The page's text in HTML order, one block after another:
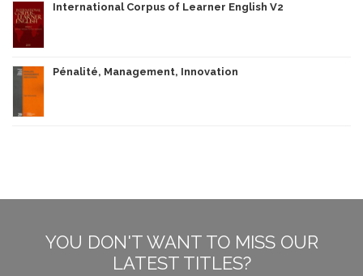
International Corpus of Learner English V2
Pénalité, Management, Innovation
YOU DON'T WANT TO MISS OUR
LATEST TITLES?